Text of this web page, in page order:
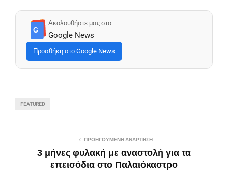
G≡
Ακολουθήστε μας στο
Google News
Προσθήκη στο Google News
FEATURED
ΠΡΟΗΓΟΎΜΕΝΗ ΑΝΆΡΤΗΣΗ
3 μήνες φυλακή με αναστολή για τα
επεισόδια στο Παλαιόκαστρο